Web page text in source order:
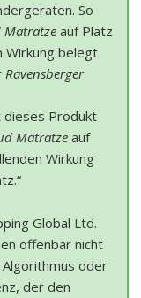
So
Matratze auf Platz
Wirkung belegt
Ravensberger
dieses Produkt
Matratze auf
Wirkung
Global Ltd.
offenbar nicht
oder
der den